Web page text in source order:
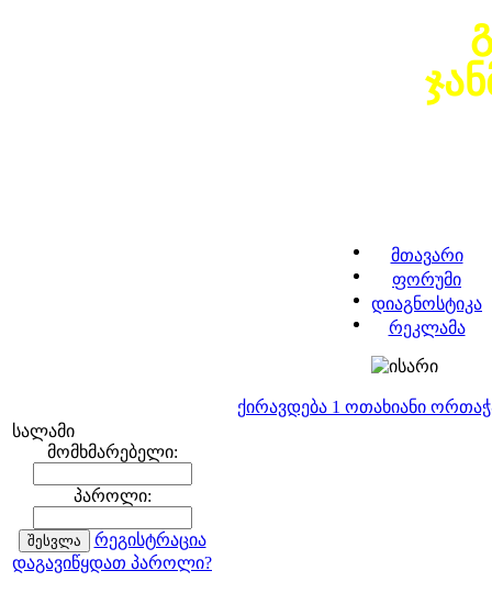
მთავარი
ფორუმი
დიაგნოსტიკა
რეკლამა
ქირავდება 1 ოთახიანი
სალამი
მომხმარებელი:
პაროლი:
რეგისტრაცია
დაგავიწყდათ პაროლი?